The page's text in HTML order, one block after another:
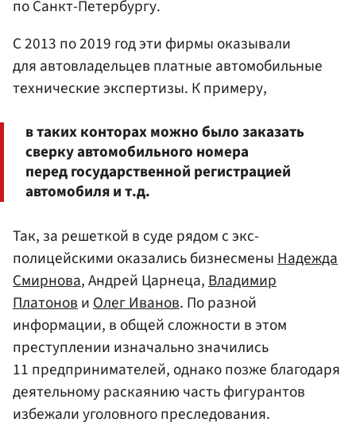
по Санкт-Петербургу.
С 2013 по 2019 год эти фирмы оказывали
для автовладельцев платные автомобильные
технические экспертизы. К примеру,
в таких конторах можно было заказать
сверку автомобильного номера
перед государственной регистрацией
автомобиля и т.д.
Так, за решеткой в суде рядом с экс-
полицейскими оказались бизнесменыНадежда
Смирнова, Андрей Царнеца,Владимир
ПлатоновиОлег Иванов. По разной
информации, в общей сложности в этом
преступлении изначально значились
11 предпринимателей, однако позже благодаря
деятельному раскаянию часть фигурантов
избежали уголовного преследования.